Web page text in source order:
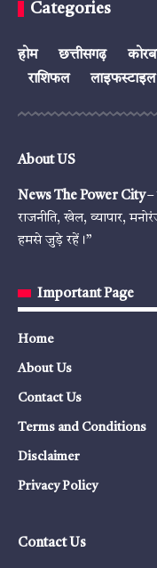
Categories
होम छत्तीसगढ़
राशिफल
लाइफस्टाइल
About US
News The Power City–
राजनीति, खेल, व्यापार,
हमसे जुड़े रहें।”
Important Page
Home
About Us
Contact Us
Terms and Conditions
Disclaimer
Privacy Policy
Contact Us